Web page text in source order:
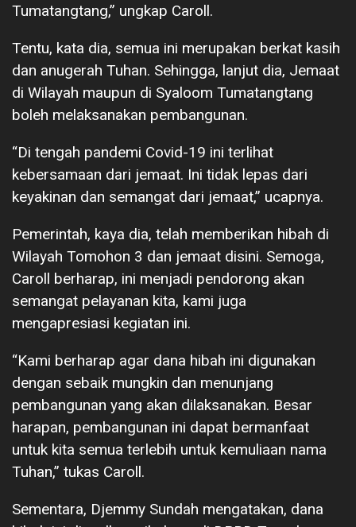
Tumatangtang,” ungkap Caroll.
Tentu, kata dia, semua ini merupakan berkat kasih
dan anugerah Tuhan. Sehingga, lanjut dia, Jemaat
di Wilayah maupun di Syaloom Tumatangtang
boleh melaksanakan pembangunan.
“Di tengah pandemi Covid-19 ini terlihat
kebersamaan dari jemaat. Ini tidak lepas dari
keyakinan dan semangat dari jemaat,” ucapnya.
Pemerintah, kaya dia, telah memberikan hibah di
Wilayah Tomohon 3 dan jemaat disini. Semoga,
Caroll berharap, ini menjadi pendorong akan
semangat pelayanan kita, kami juga
mengapresiasi kegiatan ini.
“Kami berharap agar dana hibah ini digunakan
dengan sebaik mungkin dan menunjang
pembangunan yang akan dilaksanakan. Besar
harapan, pembangunan ini dapat bermanfaat
untuk kita semua terlebih untuk kemuliaan nama
Tuhan,” tukas Caroll.
Sementara, Djemmy Sundah mengatakan, dana